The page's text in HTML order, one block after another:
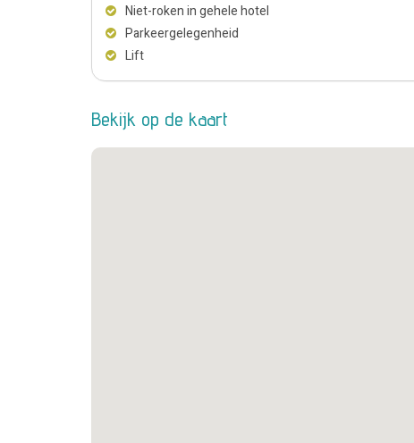
Niet-roken in gehele hotel
Parkeergelegenheid
Lift
Bekijk op de kaart